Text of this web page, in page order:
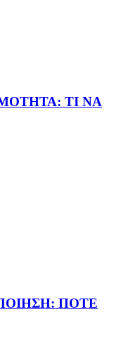
ΤΙ ΝΑ
ΠΟΤΕ